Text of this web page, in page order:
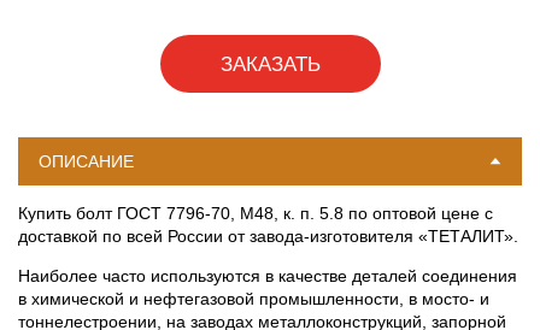
ЗАКАЗАТЬ
ОПИСАНИЕ
Купить болт ГОСТ 7796-70, М48, к. п. 5.8 по оптовой цене с
доставкой по всей России от завода-изготовителя «ТЕТАЛИТ».
Наиболее часто используются в качестве деталей соединения
в химической и нефтегазовой промышленности, в мосто- и
тоннелестроении, на заводах металлоконструкций, запорной